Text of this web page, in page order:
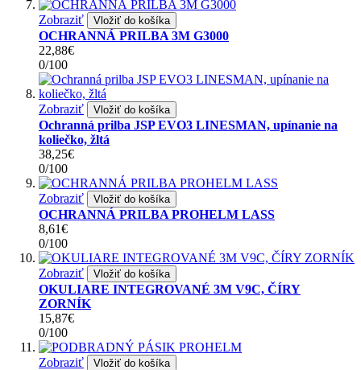
Zobraziť Vložiť do košíka
OCHRANNÁ PRILBA 3M G3000
22,88€
0/100
Zobraziť Vložiť do košíka
Ochranná prilba JSP EVO3 LINESMAN, upínanie na
koliečko, žltá
38,25€
0/100
Zobraziť Vložiť do košíka
OCHRANNÁ PRILBA PROHELM LASS
8,61€
0/100
Zobraziť Vložiť do košíka
OKULIARE INTEGROVANÉ 3M V9C, ČÍRY
ZORNÍK
15,87€
0/100
Zobraziť Vložiť do košíka